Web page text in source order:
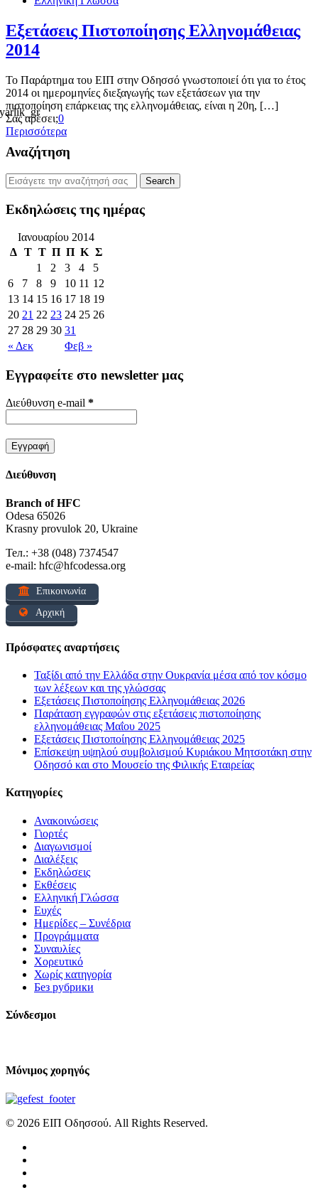
Εξετάσεις Πιστοποίησης Ελληνομάθειας
2014
Το Παράρτημα του ΕΙΠ στην Οδησσό γνωστοποιεί ότι για το έτος
2014 οι ημερομηνίες διεξαγωγής των εξετάσεων για την
πιστοποίηση επάρκειας της ελληνομάθειας, είναι η 20η, […]
Σας αρέσει;0
Περισσότερα
Αναζήτηση
Εκδηλώσεις της ημέρας
Ιανουαρίου 2014
Δ Τ Τ Π Π Κ Σ
« Δεκ Φεβ »
1 2 3 4
5
6
7 8 9 10 11 12
13 14 15 16 17 18 19
20 21 22 23 24 25 26
27 28 29 30 31
Εγγραφείτε στο newsletter μας
Διεύθυνση e-mail *
Διεύθυνση
Branch of HFC
Odesa 65026
Krasny provulok 20, Ukraine
Тел.: +38 (048) 7374547
e-mail: hfc@hfcodessa.org
Επικοινωνία
Αρχική
Πρόσφατες αναρτήσεις
Ταξίδι από την Ελλάδα στην Ουκρανία μέσα από τον κόσμο
των λέξεων και της γλώσσας
Εξετάσεις Πιστοποίησης Ελληνομάθειας 2026
Παράταση εγγραφών στις εξετάσεις πιστοποίησης
ελληνομάθειας Μαΐου 2025
Εξετάσεις Πιστοποίησης Ελληνομάθειας 2025
Επίσκεψη υψηλού συμβολισμού Κυριάκου Μητσοτάκη στην
Οδησσό και στο Μουσείο της Φιλικής Εταιρείας
Kατηγορίες
Ανακοινώσεις
Γιορτές
Διαγωνισμοί
Διαλέξεις
Εκδηλώσεις
Εκθέσεις
Ελληνική Γλώσσα
Ευχές
Ημερίδες – Συνέδρια
Προγράμματα
Συναυλίες
Χορευτικό
Χωρίς κατηγορία
Без рубрики
Σύνδεσμοι
Μόνιμος χορηγός
© 2026 ΕΙΠ Οδησσού. All Rights Reserved.